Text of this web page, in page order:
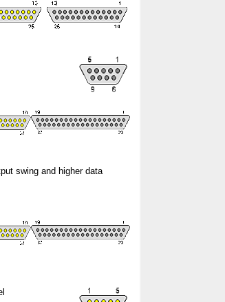
swing and higher data